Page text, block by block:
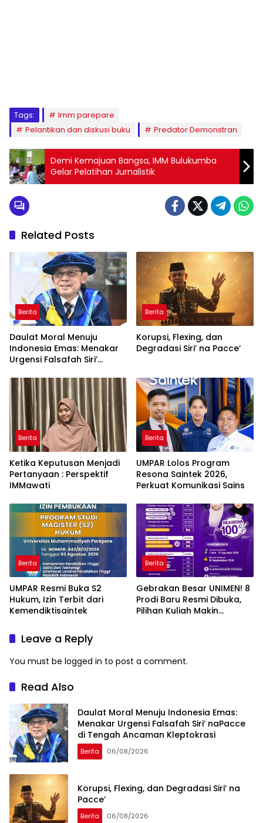
Tags:
Imm parepare
Pelantikan dan diskusi buku
Predator Demonstran
Demi Kemajuan Bangsa, IMM Bulukumba
Gelar Pelatihan Jurnalistik
Related Posts
Berita
Daulat Moral Menuju
Indonesia Emas: Menakar
Urgensi Falsafah Siri’
Ancaman Kleptokrasi
Berita
Korupsi, Flexing, dan
Degradasi Siri’ na Pacce’
Berita
Ketika Keputusan Menjadi
Pertanyaan : Perspektif
IMMawati
Berita
UMPAR Lolos Program
Resona Saintek 2026,
Perkuat Komunikasi Sains
Berita
UMPAR Resmi Buka S2
Hukum, Izin Terbit dari
Kemendiktisaintek
Berita
Gebrakan Besar UNIMEN! 8
Prodi Baru Resmi Dibuka,
Pilihan Kuliah Makin
Leave a Reply
You must be logged in to post a comment.
Read Also
Daulat Moral Menuju Indonesia Emas:
Menakar Urgensi Falsafah Siri’ naPacce
di Tengah Ancaman Kleptokrasi
Berita 06/08/2026
Korupsi, Flexing, dan Degradasi Siri’ na
Pacce’
Berita 06/08/2026